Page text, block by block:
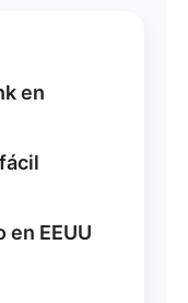
en
EEUU